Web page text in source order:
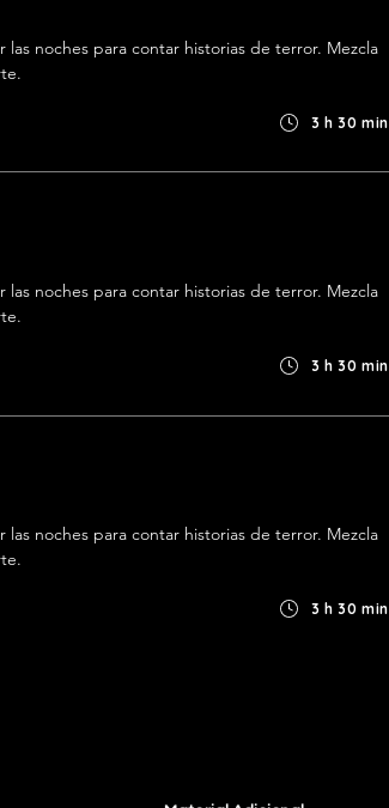
noches para contar historias de terror. Mezcla
3 h 30 min
noches para contar historias de terror. Mezcla
3 h 30 min
noches para contar historias de terror. Mezcla
3 h 30 min